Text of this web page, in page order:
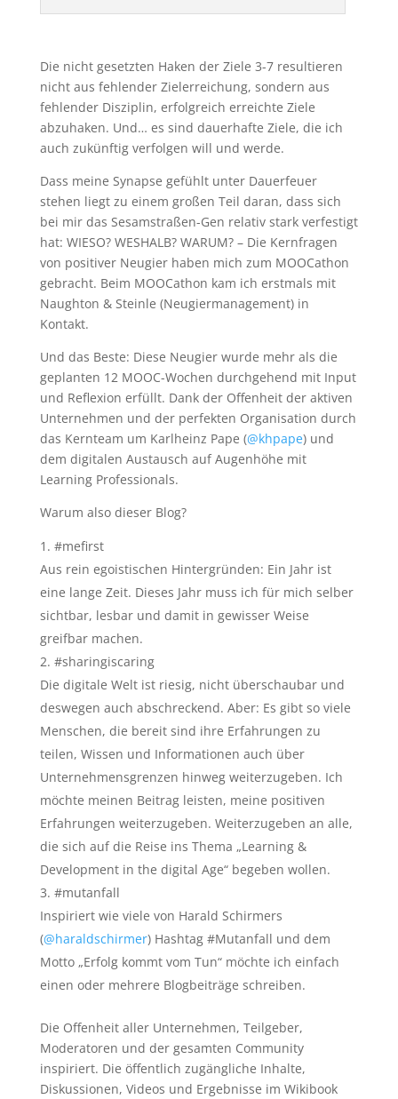
Die nicht gesetzten Haken der Ziele 3-7 resultieren
nicht aus fehlender Zielerreichung, sondern aus
fehlender Disziplin, erfolgreich erreichte Ziele
abzuhaken. Und… es sind dauerhafte Ziele, die ich
auch zukünftig verfolgen will und werde.
Dass meine Synapse gefühlt unter Dauerfeuer
stehen liegt zu einem großen Teil daran, dass sich
bei mir das Sesamstraßen-Gen relativ stark verfestigt
hat: WIESO? WESHALB? WARUM? – Die Kernfragen
von positiver Neugier haben mich zum MOOCathon
gebracht. Beim MOOCathon kam ich erstmals mit
Naughton & Steinle (Neugiermanagement) in
Kontakt.
Und das Beste: Diese Neugier wurde mehr als die
geplanten 12 MOOC-Wochen durchgehend mit Input
und Reflexion erfüllt. Dank der Offenheit der aktiven
Unternehmen und der perfekten Organisation durch
das Kernteam um Karlheinz Pape (@khpape) und
dem digitalen Austausch auf Augenhöhe mit
Learning Professionals.
Warum also dieser Blog?
#mefirst
Aus rein egoistischen Hintergründen: Ein Jahr ist
eine lange Zeit. Dieses Jahr muss ich für mich selber
sichtbar, lesbar und damit in gewisser Weise
greifbar machen.
#sharingiscaring
Die digitale Welt ist riesig, nicht überschaubar und
deswegen auch abschreckend. Aber: Es gibt so viele
Menschen, die bereit sind ihre Erfahrungen zu
teilen, Wissen und Informationen auch über
Unternehmensgrenzen hinweg weiterzugeben. Ich
möchte meinen Beitrag leisten, meine positiven
Erfahrungen weiterzugeben. Weiterzugeben an alle,
die sich auf die Reise ins Thema „Learning &
Development in the digital Age“ begeben wollen.
#mutanfall
Inspiriert wie viele von Harald Schirmers
(@haraldschirmer) Hashtag #Mutanfall und dem
Motto „Erfolg kommt vom Tun“ möchte ich einfach
einen oder mehrere Blogbeiträge schreiben.
Die Offenheit aller Unternehmen, Teilgeber,
Moderatoren und der gesamten Community
inspiriert. Die öffentlich zugängliche Inhalte,
Diskussionen, Videos und Ergebnisse im Wikibook